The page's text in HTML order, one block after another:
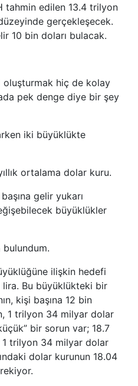
tahmin edilen 13.4 trilyon
gerçekleşecek.
10 bin doları bulacak.
hiç de kolay
pek denge diye bir şey
iki büyüklükte
ortalama dolar kuru.
gelir yukarı
büyüklükler
ilişkin hedefi
Bu büyüklükteki bir
kişi başına 12 bin
1 trilyon 34 milyar dolar
bir sorun var; 18.7
1 trilyon 34 milyar dolar
dolar kurunun 18.04